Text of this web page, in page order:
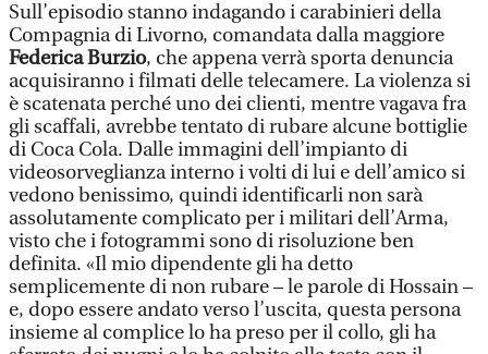
Sull’episodio stanno indagando i carabinieri della
Compagnia di Livorno, comandata dalla maggiore
Federica Burzio, che appena verrà sporta denuncia
acquisiranno i filmati delle telecamere. La violenza si
è scatenata perché uno dei clienti, mentre vagava fra
gli scaffali, avrebbe tentato di rubare alcune bottiglie
di Coca Cola. Dalle immagini dell’impianto di
videosorveglianza interno i volti di lui e dell’amico si
vedono benissimo, quindi identificarli non sarà
assolutamente complicato per i militari dell’Arma,
visto che i fotogrammi sono di risoluzione ben
definita. «Il mio dipendente gli ha detto
semplicemente di non rubare – le parole di Hossain –
e, dopo essere andato verso l’uscita, questa persona
insieme al complice lo ha preso per il collo, gli ha